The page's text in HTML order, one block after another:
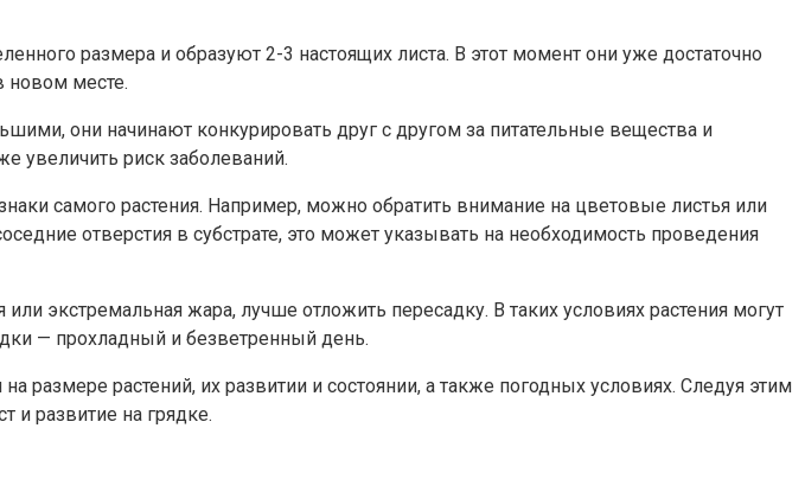
размера и образуют 2-3 настоящих листа. В этот момент они уже достаточно
новом месте.
они начинают конкурировать друг с другом за питательные вещества и
увеличить риск заболеваний.
самого растения. Например, можно обратить внимание на цветовые листья или
отверстия в субстрате, это может указывать на необходимость проведения
экстремальная жара, лучше отложить пересадку. В таких условиях растения могут
— прохладный и безветренный день.
растений, их развитии и состоянии, а также погодных условиях. Следуя этим
и развитие на грядке.